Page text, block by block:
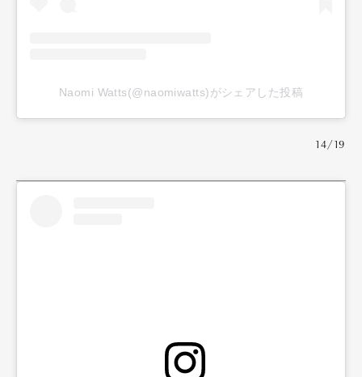
Naomi Watts(@naomiwatts)がシェアした投稿
14/19